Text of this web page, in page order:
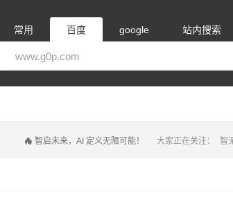
常用 百度 google 站内搜索
大家正在关注： 智
智启未来，AI 定义无限可能！